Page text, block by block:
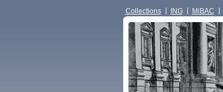
Collections ING MiBAC